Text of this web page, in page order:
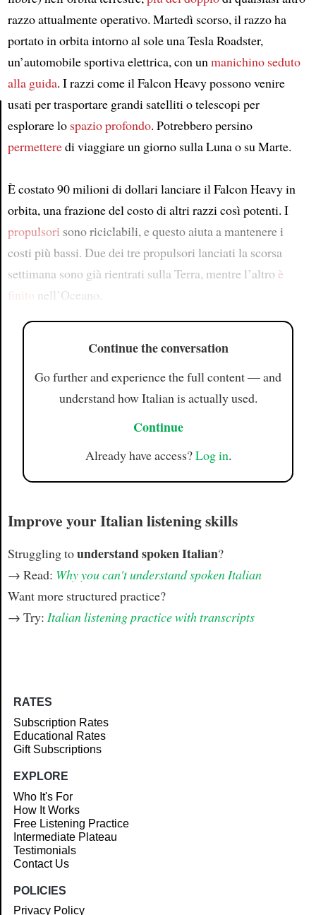
Article
razzo attualmente operativo. Martedì scorso, il razzo ha
portato in orbita intorno al sole una Tesla Roadster,
un’automobile sportiva elettrica, con unmanichino seduto
alla guida. I razzi come il Falcon Heavy possono venire
usati per trasportare grandi satelliti o telescopi per
esplorare lo spazio profondo. Potrebbero persino
permetteredi viaggiare un giorno sulla Luna o su Marte.
È costato 90 milioni di dollari lanciare il Falcon Heavy in
orbita, una frazione del costo di altri razzi così potenti. I
propulsori sono riciclabili, e questo aiuta a mantenere i
costi più bassi. Due dei tre propulsori lanciati la scorsa
settimana sono già rientrati sulla Terra, mentre l’altro è
finito nell’Oceano.
Continue the conversation
Go further and experience the full content — and
understand how Italian is actually used.
Continue
Already have access?Log in.
Improve your Italian listening skills
Struggling tounderstand spoken Italian?
→ Read: Why you can't understand spoken Italian
Want more structured practice?
→ Try: Italian listening practice with transcripts
RATES
Subscription Rates
Educational Rates
Gift Subscriptions
EXPLORE
Who It's For
How It Works
Free Listening Practice
Intermediate Plateau
Testimonials
Contact Us
POLICIES
Privacy Policy